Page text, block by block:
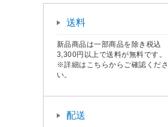
送料
新品商品は一部商品を除き税込
3,300円以上で送料が無料です。
※詳細はこちらからご確認くださ
い。
配送